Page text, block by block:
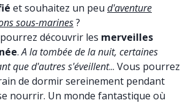
et souhaitez un peu d'aventure
sous-marines?
pourrez découvrir les merveilles
.A la tombée de la nuit, certaines
que d'autres s'éveillent... Vous pourrez
de dormir sereinement pendant
nourrir. Un monde fantastique où